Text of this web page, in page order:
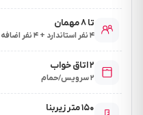
تا ۸ مهمان
۴ نفر استاندارد + ۴ نفر اضافه
۲ اتاق خواب
۲ سرویس/حمام
۱۵۰ متر زیربنا